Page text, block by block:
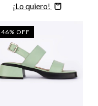
Comprar
46% OFF